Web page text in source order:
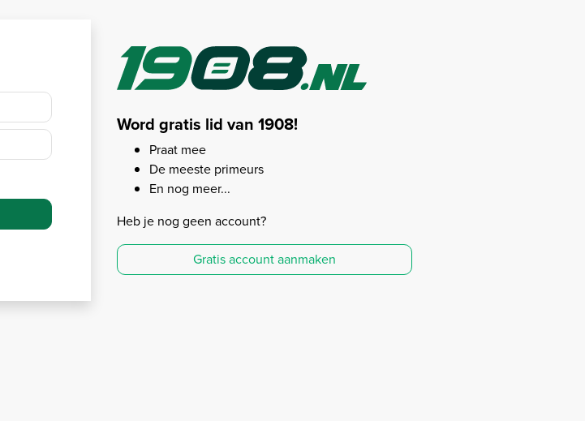
Word gratis lid van 1908!
Praat mee
De meeste primeurs
En nog meer...
Heb je nog geen account?
Gratis account aanmaken